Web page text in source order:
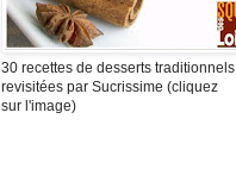
30 recettes de desserts traditionnels
revisitées par Sucrissime (cliquez
sur l'image)